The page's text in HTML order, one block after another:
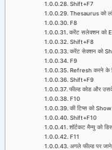
Shift+F7
Thesaurus को
F8
करेंट सलेक्शन को
Shift+F8
करेंट सेक्शन को
F9
Refresh करने के
Shift+F9
फील्ड कोड और
F10
की टिप्स को
Shift+F10
शॉर्टकट मैन्यु को
F11
अगले फील्ड पर